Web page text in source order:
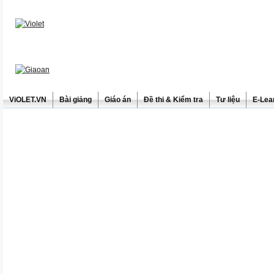
ViOLET.VN Bài giảng Giáo án Đề thi & Kiểm tra Tư liệu E-